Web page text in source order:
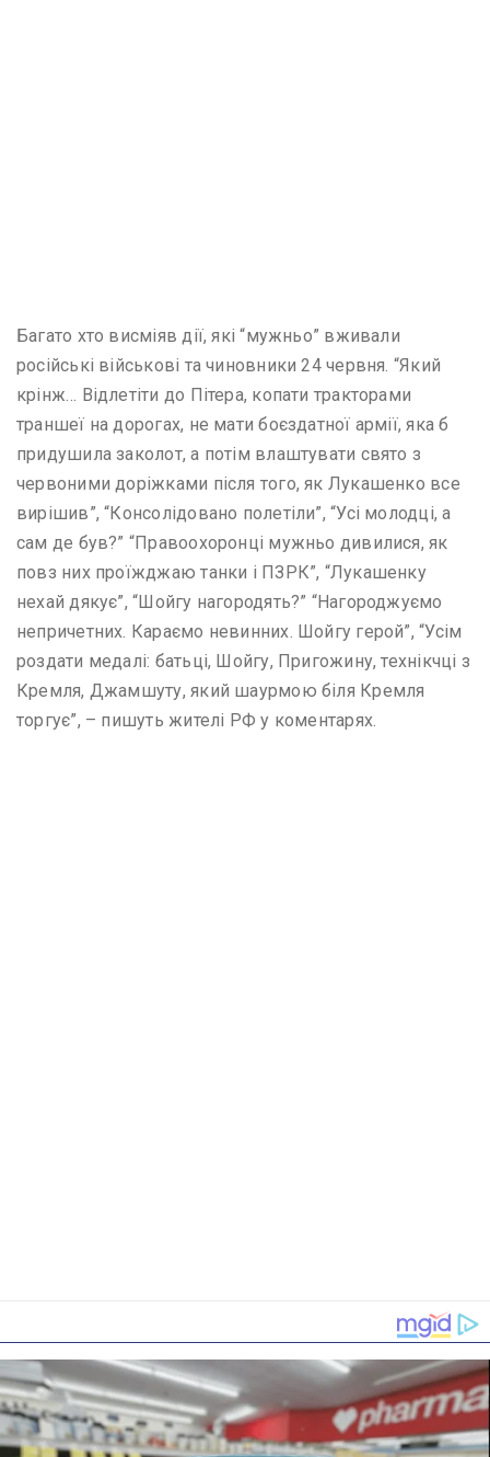
Багато хто висміяв дії, які “мужньо” вживали
російські військові та чиновники 24 червня. “Який
крінж… Відлетіти до Пітера, копати тракторами
траншеї на дорогах, не мати боєздатної армії, яка б
придушила заколот, а потім влаштувати свято з
червоними доріжками після того, як Лукашенко все
вирішив”, “Консолідовано полетіли”, “Усі молодці, а
сам де був?” “Правоохоронці мужньо дивилися, як
повз них проїжджаю танки і ПЗРК”, “Лукашенку
нехай дякує”, “Шойгу нагородять?” “Нагороджуємо
непричетних. Караємо невинних. Шойгу герой”, “Усім
роздати медалі: батьці, Шойгу, Пригожину, технікчці з
Кремля, Джамшуту, який шаурмою біля Кремля
торгує”, – пишуть жителі РФ у коментарях.